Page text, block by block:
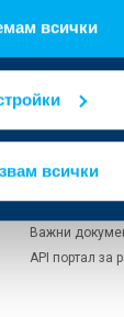
всички
всички
ОББ Асет
ОББ
Продажба на
Бисквитки
Важни
API портал за